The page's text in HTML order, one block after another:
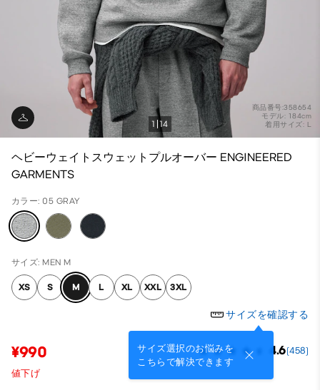
商品番号:358654
モデル: 184cm
着用サイズ: L
1 14
ヘビーウェイトスウェットプルオーバー ENGINEERED
GARMENTS
カラー: 05 GRAY
サイズ: MEN M
XS S M L XL XXL 3XL
サイズを確認する
サイズ選択のお悩みを
こちらで解決できます
¥990 4.6(458)
値下げ